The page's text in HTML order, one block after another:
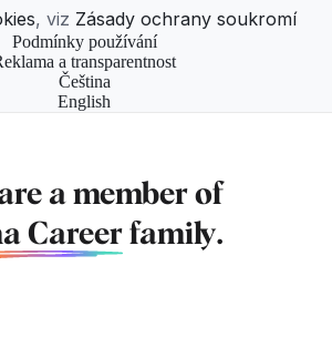
, viz Zásady ochrany soukromí
Podmínky používání
a transparentnost
Čeština
English
a member of
Career family.